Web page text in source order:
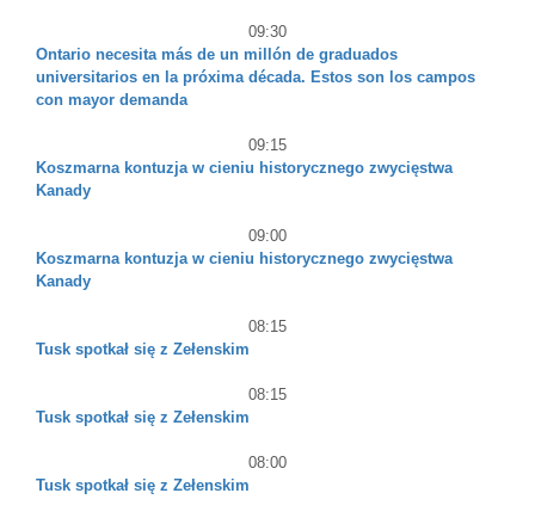
09:30
Ontario necesita más de un millón de graduados
universitarios en la próxima década. Estos son los campos
con mayor demanda
09:15
Koszmarna kontuzja w cieniu historycznego zwycięstwa
Kanady
09:00
Koszmarna kontuzja w cieniu historycznego zwycięstwa
Kanady
08:15
Tusk spotkał się z Zełenskim
08:15
Tusk spotkał się z Zełenskim
08:00
Tusk spotkał się z Zełenskim